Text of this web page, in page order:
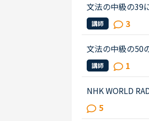
文法の中級の39
ehavior
e only going
講師 3
文法の中級の50
s law firm while
ot; Secretary
講師 1
NHK WORLD RADIO JAPAN - February 27
studying
hard by the
5